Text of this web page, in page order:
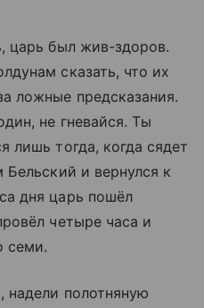
царь был жив-здоров.
сказать, что их
ложные предсказания.
не гневайся. Ты
лишь тогда, когда сядет
и вернулся к
дня царь пошёл
четыре часа и
семи.
надели полотняную